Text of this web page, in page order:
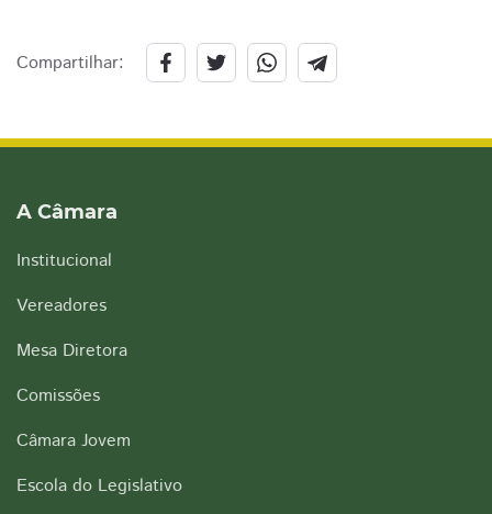
Compartilhar:
A Câmara
Institucional
Vereadores
Mesa Diretora
Comissões
Câmara Jovem
Escola do Legislativo